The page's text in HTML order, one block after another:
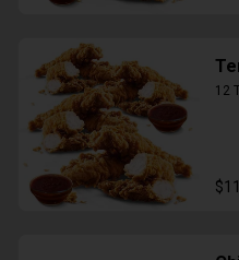
12